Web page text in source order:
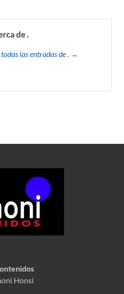
de .
todas las entradas de . →
Honsi